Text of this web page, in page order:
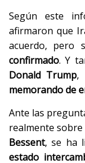
Según este
afirmaron que
acuerdo, pero
confirmado. Y
Donald Trump,
memorando de
Ante las
realmente sobre
Bessent, se ha
estado